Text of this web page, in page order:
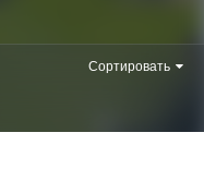
Сортировать